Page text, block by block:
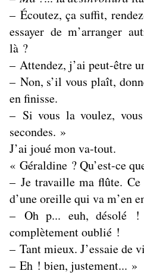
– Écoutez, ça suffit,
essayer de m’arranger
là ?
– Attendez, j’ai peut-être
– Non, s’il vous plaît,
en finisse.
– Si vous la voulez,
secondes. »
J’ai joué mon va-tout.
« Géraldine ? Qu’est-ce
– Je travaille ma flûte. Ce
d’une oreille qui va m’en
– Oh p... euh, désolé !
complètement oublié !
– Tant mieux. J’essaie de
– Eh ! bien, justement... »